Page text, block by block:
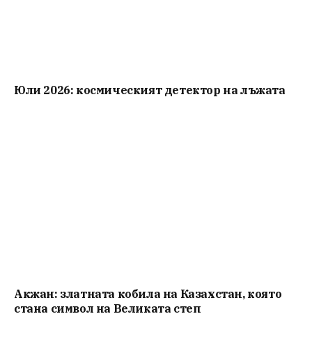
Юли 2026: космическият детектор на лъжата
Акжан: златната кобила на Казахстан, която
стана символ на Великата степ